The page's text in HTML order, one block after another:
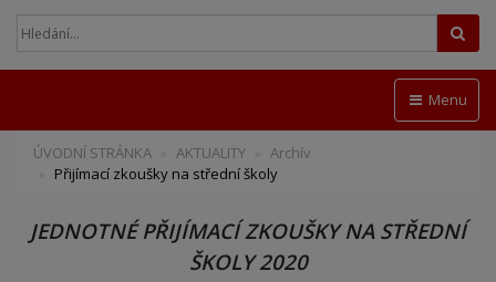
Menu
ÚVODNÍ STRÁNKA AKTUALITY
Archív
Přijímací zkoušky na střední školy
JEDNOTNÉ PŘIJÍMACÍ ZKOUŠKY NA STŘEDNÍ
ŠKOLY 2020